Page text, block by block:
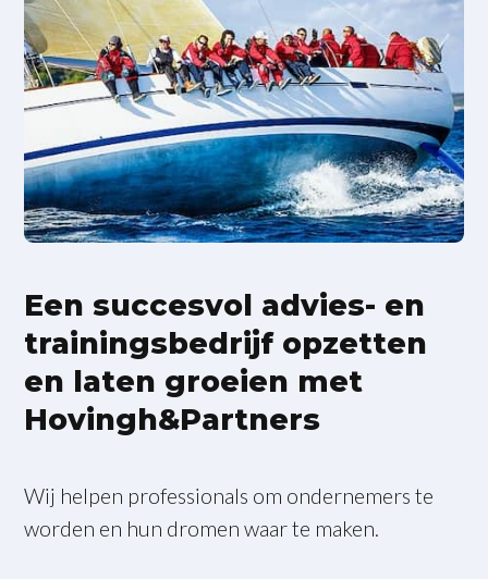
Een succesvol advies- en
trainingsbedrijf opzetten
en laten groeien met
Hovingh&Partners
Wij helpen professionals om ondernemers te
worden en hun dromen waar te maken.